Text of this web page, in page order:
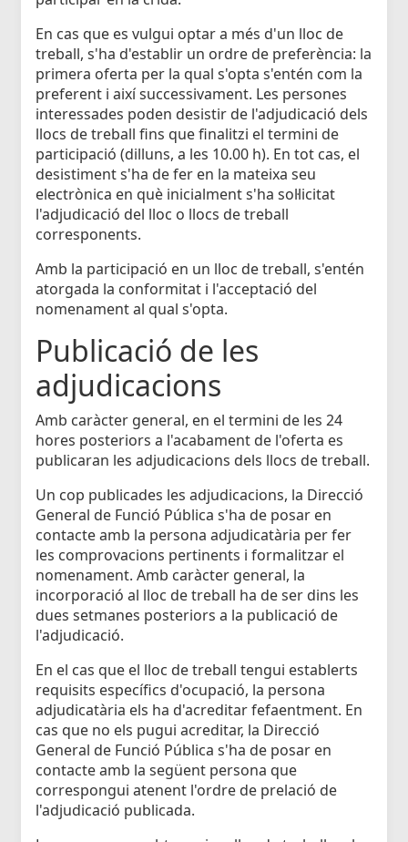
En cas que es vulgui optar a més d'un lloc de
treball, s'ha d'establir un ordre de preferència: la
primera oferta per la qual s'opta s'entén com la
preferent i així successivament. Les persones
interessades poden desistir de l'adjudicació dels
llocs de treball fins que finalitzi el termini de
participació (dilluns, a les 10.00 h). En tot cas, el
desistiment s'ha de fer en la mateixa seu
electrònica en què inicialment s'ha sol·licitat
l'adjudicació del lloc o llocs de treball
corresponents.
Amb la participació en un lloc de treball, s'entén
atorgada la conformitat i l'acceptació del
nomenament al qual s'opta.
Publicació de les
adjudicacions
Amb caràcter general, en el termini de les 24
hores posteriors a l'acabament de l'oferta es
publicaran les adjudicacions dels llocs de treball.
Un cop publicades les adjudicacions, la Direcció
General de Funció Pública s'ha de posar en
contacte amb la persona adjudicatària per fer
les comprovacions pertinents i formalitzar el
nomenament. Amb caràcter general, la
incorporació al lloc de treball ha de ser dins les
dues setmanes posteriors a la publicació de
l'adjudicació.
En el cas que el lloc de treball tengui establerts
requisits específics d'ocupació, la persona
adjudicatària els ha d'acreditar fefaentment. En
cas que no els pugui acreditar, la Direcció
General de Funció Pública s'ha de posar en
contacte amb la següent persona que
correspongui atenent l'ordre de prelació de
l'adjudicació publicada.